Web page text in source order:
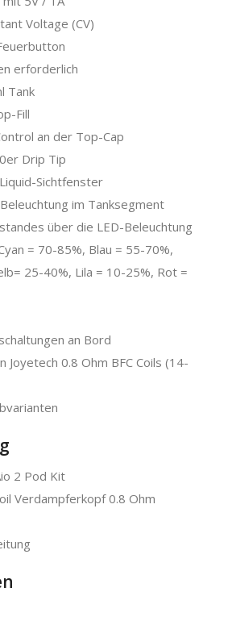
Voltage (CV)
erforderlich
Tank
Fill
an der Top-Cap
Drip Tip
Sichtfenster
im Tanksegment
über die LED-Beleuchtung
= 70-85%, Blau = 55-70%,
25-40%, Lila = 10-25%, Rot =
an Bord
Joyetech 0.8 Ohm BFC Coils (14-
2 Pod Kit
Verdampferkopf 0.8 Ohm